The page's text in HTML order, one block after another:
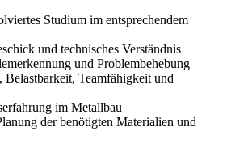
Studium im entsprechendem
und technisches Verständnis
und Problembehebung
Belastbarkeit, Teamfähigkeit und
im Metallbau
der benötigten Materialien und